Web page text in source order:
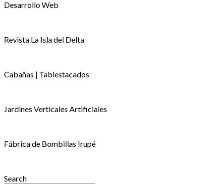
Desarrollo Web
Revista La Isla del Delta
Cabañas | Tablestacados
Jardines Verticales Artificiales
Fábrica de Bombillas Irupé
Search